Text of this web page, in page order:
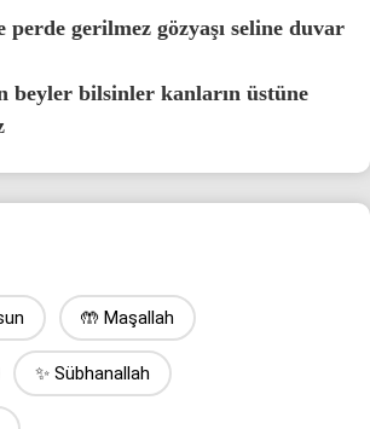
gerilmez gözyaşı seline duvar
beyler bilsinler kanların üstüne
🤲 Maşallah
✨ Sübhanallah